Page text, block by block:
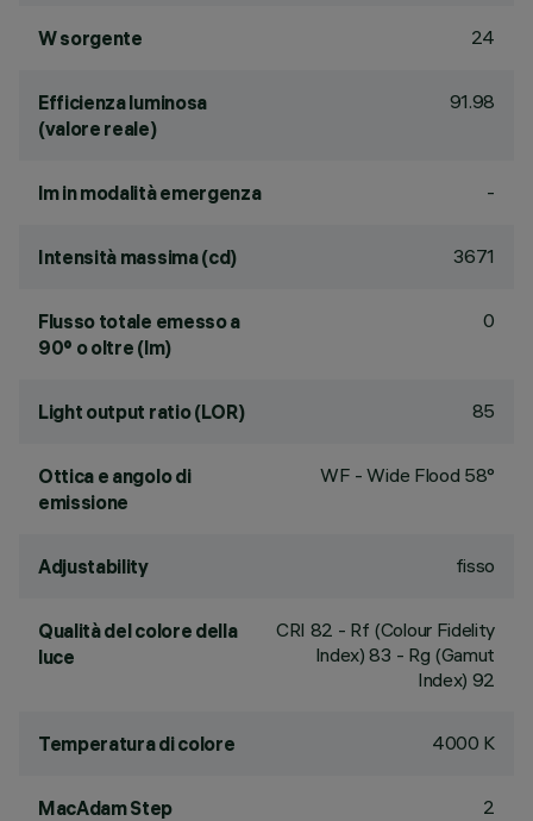
W sorgente 24
Efficienza luminosa
(valore reale)
91.98
lm in modalità emergenza -
Intensità massima (cd) 3671
Flusso totale emesso a
90° o oltre (lm)
0
Light output ratio (LOR) 85
Ottica e angolo di
emissione
WF - Wide Flood 58°
Adjustability fisso
Qualità del colore della
luce
CRI 82 - Rf (Colour Fidelity
Index) 83 - Rg (Gamut
Index) 92
Temperatura di colore 4000 K
MacAdam Step 2